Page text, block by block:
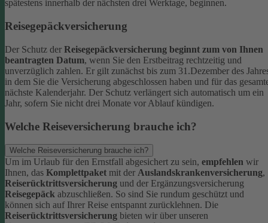
spätestens innerhalb der nächsten drei Werktage, beginnen.
Reisegepäckversicherung
Der Schutz der Reisegepäckversicherung beginnt zum von Ihnen
beantragten Datum, wenn Sie den Erstbeitrag rechtzeitig und
unverzüglich zahlen. Er gilt zunächst bis zum 31.Dezember des
in dem Sie die Versicherung abgeschlossen haben und für das
nächste Kalenderjahr. Der Schutz verlängert sich automatisch um ein
Jahr, sofern Sie nicht drei Monate vor Ablauf kündigen.
Welche Reiseversicherung brauche ich?
Welche Reiseversicherung brauche ich?
Um im Urlaub für den Ernstfall abgesichert zu sein, empfehlen wir
Ihnen, das Komplettpaket mit der Auslandskrankenversicherung,
Reiserücktrittsversicherung und der Ergänzungsversicherung
Reisegepäck abzuschließen. So sind Sie rundum geschützt und
können sich auf Ihrer Reise entspannt zurücklehnen. Die
Reiserücktrittsversicherung bieten wir über unseren